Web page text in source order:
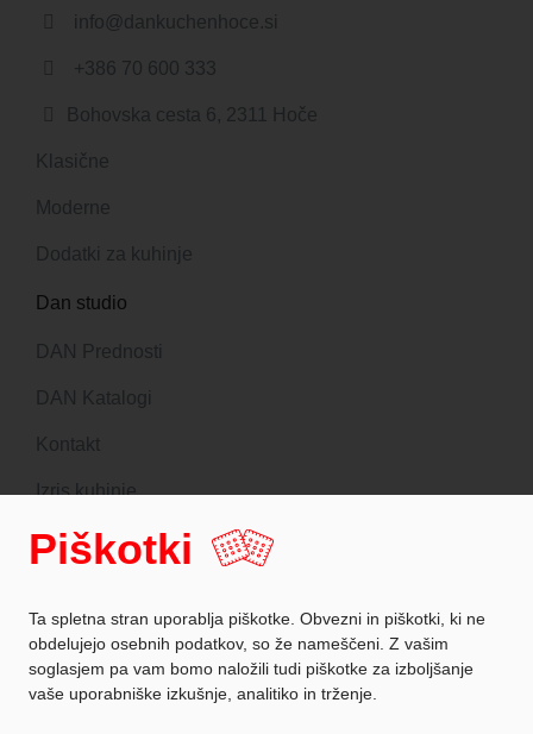
info@dankuchenhoce.si
+386 70 600 333
Bohovska cesta 6, 2311 Hoče
Klasične
Moderne
Dodatki za kuhinje
Dan studio
DAN Prednosti
DAN Katalogi
Kontakt
Izris kuhinje
Sledite nam
Zaščita podatkov
Piškotki
Ta spletna stran uporablja piškotke. Obvezni in piškotki, ki ne
obdelujejo osebnih podatkov, so že nameščeni. Z vašim
soglasjem pa vam bomo naložili tudi piškotke za izboljšanje
vaše uporabniške izkušnje, analitiko in trženje.